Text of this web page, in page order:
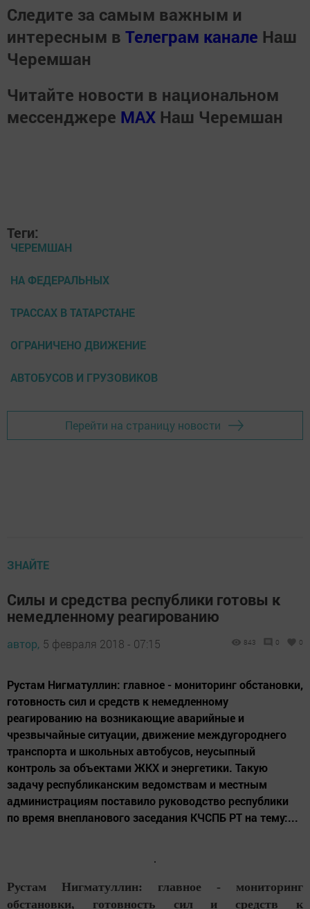
Следите за самым важным и
интересным в Телеграм канале Наш
Черемшан
Читайте новости в национальном
мессенджере MАХ Наш Черемшан
Теги:
ЧЕРЕМШАН
НА ФЕДЕРАЛЬНЫХ
ТРАССАХ В ТАТАРСТАНЕ
ОГРАНИЧЕНО ДВИЖЕНИЕ
АВТОБУСОВ И ГРУЗОВИКОВ
Перейти на страницу новости
ЗНАЙТЕ
Силы и средства республики готовы к
немедленному реагированию
автор, 5 февраля 2018 - 07:15 843 0 0
Рустам Нигматуллин: главное - мониторинг обстановки,
готовность сил и средств к немедленному
реагированию на возникающие аварийные и
чрезвычайные ситуации, движение междугороднего
транспорта и школьных автобусов, неусыпный
контроль за объектами ЖКХ и энергетики. Такую
задачу республиканским ведомствам и местным
администрациям поставило руководство республики
по время внепланового заседания КЧСПБ РТ на тему:...
Рустам Нигматуллин: главное - мониторинг
обстановки, готовность сил и средств к